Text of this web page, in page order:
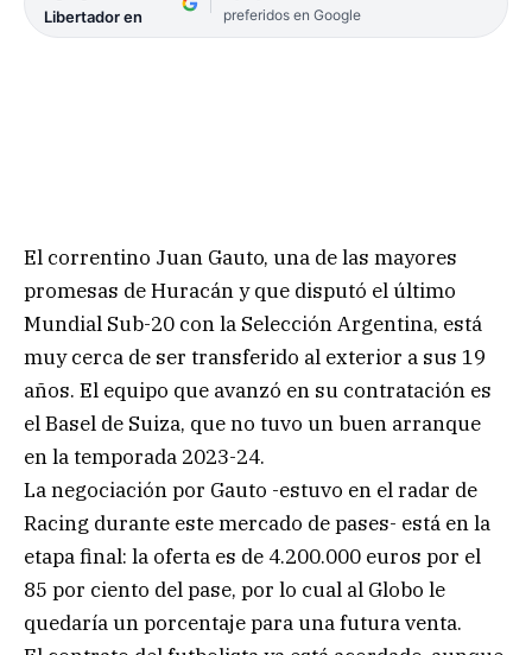
Libertador en
preferidos en Google
El correntino Juan Gauto, una de las mayores
promesas de Huracán y que disputó el último
Mundial Sub-20 con la Selección Argentina, está
muy cerca de ser transferido al exterior a sus 19
años. El equipo que avanzó en su contratación es
el Basel de Suiza, que no tuvo un buen arranque
en la temporada 2023-24.
La negociación por Gauto -estuvo en el radar de
Racing durante este mercado de pases- está en la
etapa final: la oferta es de 4.200.000 euros por el
85 por ciento del pase, por lo cual al Globo le
quedaría un porcentaje para una futura venta.